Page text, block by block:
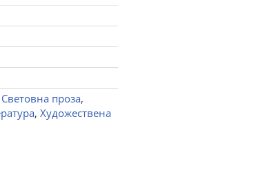
Световна проза,
, Художествена